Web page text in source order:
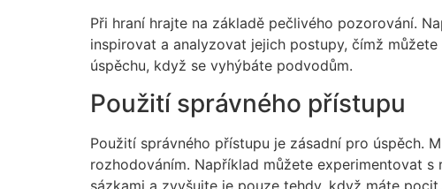
Při hraní hrajte na základě pečlivého pozorování.
inspirovat a analyzovat jejich postupy, čímž
úspěchu, když se vyhýbáte podvodům.
Použití správného přístupu
Použití správného přístupu je zásadní pro úspěch.
rozhodováním. Například můžete experimentovat
sázkami a zvyšujte je pouze tehdy, když máte